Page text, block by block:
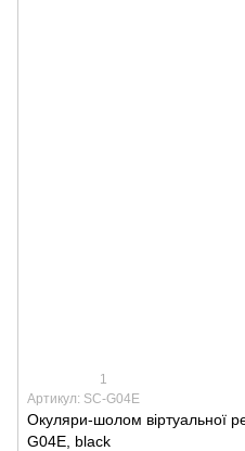
1
Артикул: SC-G04E
Окуляри-шолом віртуальної
G04E, black